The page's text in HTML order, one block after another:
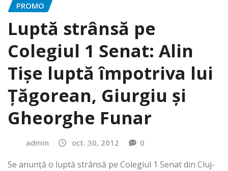
PROMO
Luptă strânsă pe
Colegiul 1 Senat: Alin
Tișe luptă împotriva lui
Țăgorean, Giurgiu și
Gheorghe Funar
admin oct. 30, 2012 0
Se anunță o luptă strânsă pe Colegiul 1 Senat din Cluj-